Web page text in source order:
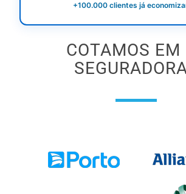
+100.000 clientes já
COTAMOS EM